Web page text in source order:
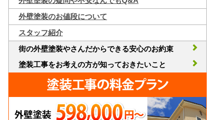
外壁塗装のお値段について
スタッフ紹介
街の外壁塗装やさんだからできる安心のお約束
塗装工事をお考えの方が知っておきたいこと